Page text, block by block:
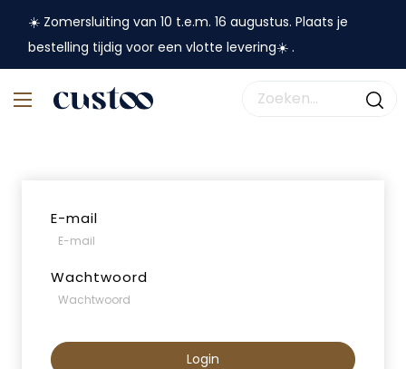
☀️ Zomersluiting van 10 t.e.m. 16 augustus. Plaats je
bestelling tijdig voor een vlotte levering☀️ .
E-mail
Wachtwoord
Login